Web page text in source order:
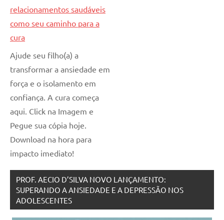
Ajude seu filho(a) a
transformar a ansiedade em
força e o isolamento em
confiança. A cura começa
aqui. Click na Imagem e
Pegue sua cópia hoje.
Download na hora para
impacto imediato!
PROF. AECIO D’SILVA NOVO LANÇAMENTO:
SUPERANDO A ANSIEDADE E A DEPRESSÃO NOS
ADOLESCENTES